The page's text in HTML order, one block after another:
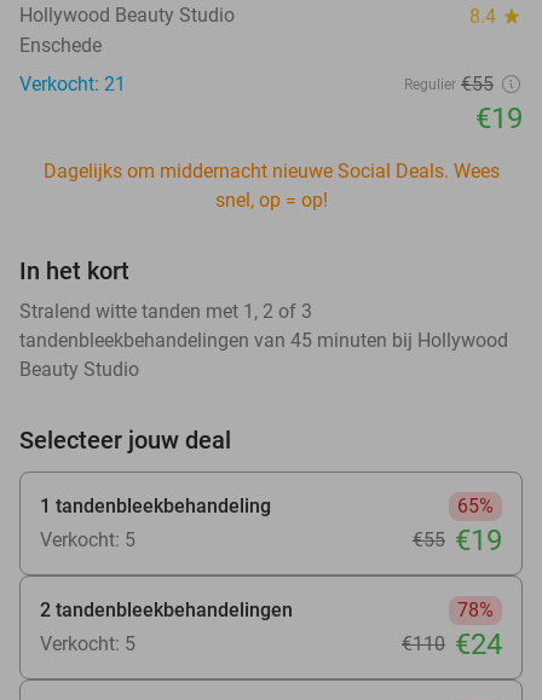
Hollywood Beauty Studio 8.4 star
Enschede
Verkocht: 21
Regulier €55
€19
Dagelijks om middernacht nieuwe Social Deals. Wees
snel, op = op!
In het kort
Stralend witte tanden met 1, 2 of 3
tandenbleekbehandelingen van 45 minuten bij Hollywood
Beauty Studio
Selecteer jouw deal
1 tandenbleekbehandeling
65%
Verkocht: 5
€55 €19
2 tandenbleekbehandelingen
78%
Verkocht: 5
€110 €24